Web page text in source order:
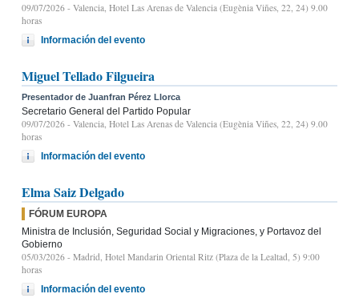
09/07/2026 - Valencia, Hotel Las Arenas de Valencia (Eugènia Viñes, 22, 24) 9.00
horas
Información del evento
Miguel Tellado Filgueira
Presentador de Juanfran Pérez Llorca
Secretario General del Partido Popular
09/07/2026 - Valencia, Hotel Las Arenas de Valencia (Eugènia Viñes, 22, 24) 9.00
horas
Información del evento
Elma Saiz Delgado
FÓRUM EUROPA
Ministra de Inclusión, Seguridad Social y Migraciones, y Portavoz del
Gobierno
05/03/2026 - Madrid, Hotel Mandarin Oriental Ritz (Plaza de la Lealtad, 5) 9:00
horas
Información del evento